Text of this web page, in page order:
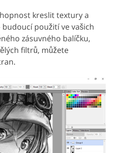
kreslit textury a
použití ve vašich
zásuvného balíčku,
filtrů, můžete